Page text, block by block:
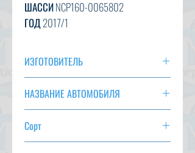
ШАССИ NCP160-0065802
ГОД 2017/1
ТРАНСМИССИЯ НА
ЦВЕТ БЕЛЫЙ (058)
84 406 км
ВАРИАНТ AC, PSPW, AT, ABS
ИЗГОТОВИТЕЛЬ
НАЗВАНИЕ АВТОМОБИЛЯ
Сорт